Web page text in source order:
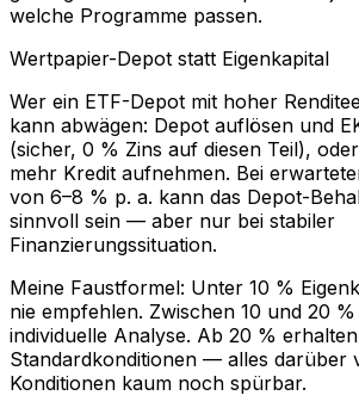
welche Programme passen.
Wertpapier-Depot statt Eigenkapital
Wer ein ETF-Depot mit hoher
kann abwägen: Depot auflösen und
(sicher, 0 % Zins auf diesen Teil),
mehr Kredit aufnehmen. Bei
von 6–8 % p. a. kann das Depot-
sinnvoll sein — aber nur bei stabiler
Finanzierungssituation.
Meine Faustformel: Unter 10 %
nie empfehlen. Zwischen 10 und 20
individuelle Analyse. Ab 20 %
Standardkonditionen — alles darüber
Konditionen kaum noch spürbar.